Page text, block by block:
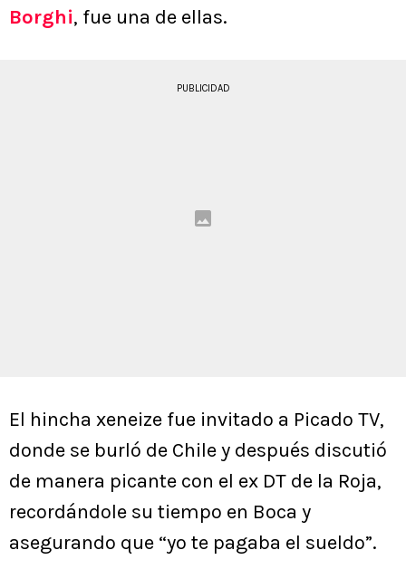
Borghi, fue una de ellas.
PUBLICIDAD
El hincha xeneize fue invitado a Picado TV,
donde se burló de Chile y después discutió
de manera picante con el ex DT de la Roja,
recordándole su tiempo en Boca y
asegurando que “yo te pagaba el sueldo”.